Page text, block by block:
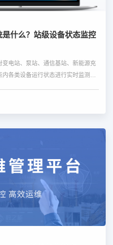
什么？站级设备状态监控
各类设备运行状态进行实时监测、
，实现对站级设备全生...…